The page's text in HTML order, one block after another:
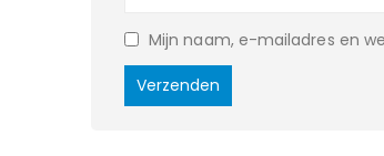
Mijn naam, e-mailadres en